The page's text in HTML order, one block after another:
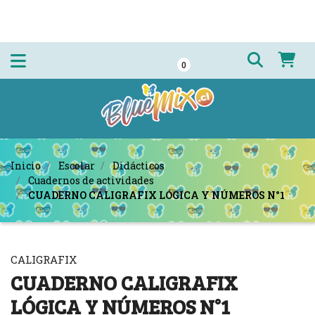
0
Inicio Escolar
Didácticos
Cuadernos de actividades
CUADERNO CALIGRAFIX LÓGICA Y NÚMEROS N°1
CALIGRAFIX
CUADERNO CALIGRAFIX
LÓGICA Y NÚMEROS N°1